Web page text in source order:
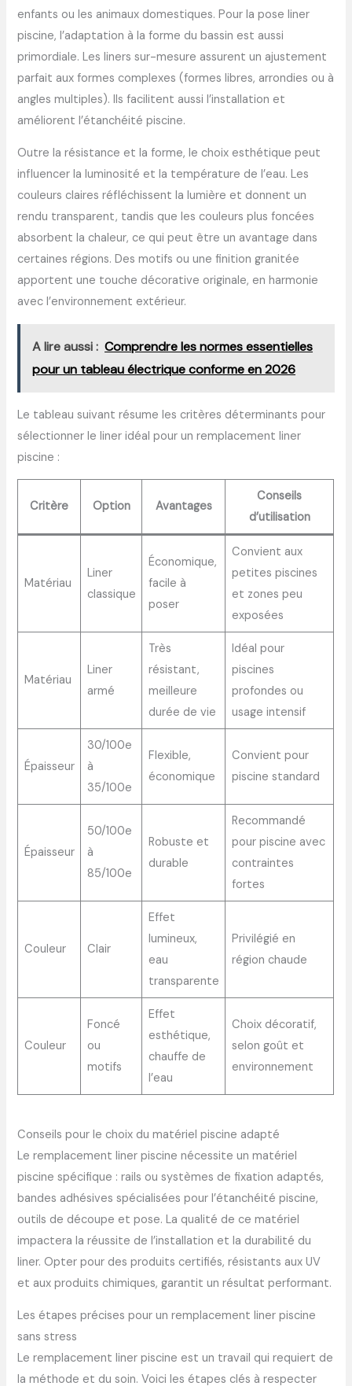
enfants ou les animaux domestiques. Pour la pose liner
piscine, l’adaptation à la forme du bassin est aussi
primordiale. Les liners sur-mesure assurent un ajustement
parfait aux formes complexes (formes libres, arrondies ou à
angles multiples). Ils facilitent aussi l’installation et
améliorent l’étanchéité piscine.
Outre la résistance et la forme, le choix esthétique peut
influencer la luminosité et la température de l’eau. Les
couleurs claires réfléchissent la lumière et donnent un
rendu transparent, tandis que les couleurs plus foncées
absorbent la chaleur, ce qui peut être un avantage dans
certaines régions. Des motifs ou une finition granitée
apportent une touche décorative originale, en harmonie
avec l’environnement extérieur.
A lire aussi : Comprendre les normes essentielles
pour un tableau électrique conforme en 2026
Le tableau suivant résume les critères déterminants pour
sélectionner le liner idéal pour un remplacement liner
piscine :
Critère Option Avantages
Conseils
d’utilisation
Matériau
Liner
classique
Économique,
facile à
poser
Convient aux
petites piscines
et zones peu
exposées
Matériau
Liner
armé
Très
résistant,
meilleure
durée de vie
Idéal pour
piscines
profondes ou
usage intensif
Épaisseur
30/100e
à
35/100e
Flexible,
économique
Convient pour
piscine standard
Épaisseur
50/100e
à
85/100e
Robuste et
durable
Recommandé
pour piscine avec
contraintes
fortes
Couleur Clair
Effet
lumineux,
eau
transparente
Privilégié en
région chaude
Couleur
Foncé
ou
motifs
Effet
esthétique,
chauffe de
l’eau
Choix décoratif,
selon goût et
environnement
Conseils pour le choix du matériel piscine adapté
Le remplacement liner piscine nécessite un matériel
piscine spécifique : rails ou systèmes de fixation adaptés,
bandes adhésives spécialisées pour l’étanchéité piscine,
outils de découpe et pose. La qualité de ce matériel
impactera la réussite de l’installation et la durabilité du
liner. Opter pour des produits certifiés, résistants aux UV
et aux produits chimiques, garantit un résultat performant.
Les étapes précises pour un remplacement liner piscine
sans stress
Le remplacement liner piscine est un travail qui requiert de
la méthode et du soin. Voici les étapes clés à respecter